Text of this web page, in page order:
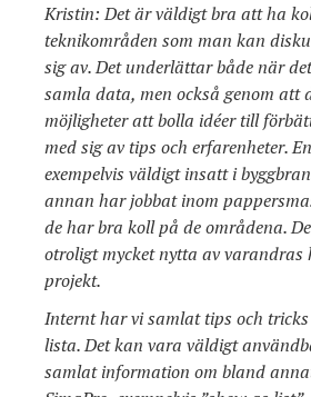
Kristin: Det är väldigt bra att ha
teknikområden som man kan
sig av. Det underlättar både när
samla data, men också genom att
möjligheter att bolla idéer till
med sig av tips och erfarenheter.
exempelvis väldigt insatt i
annan har jobbat inom
de har bra koll på de områdena.
otroligt mycket nytta av varandras
projekt.
Internt har vi samlat tips och tricks
lista. Det kan vara väldigt
samlat information om bland